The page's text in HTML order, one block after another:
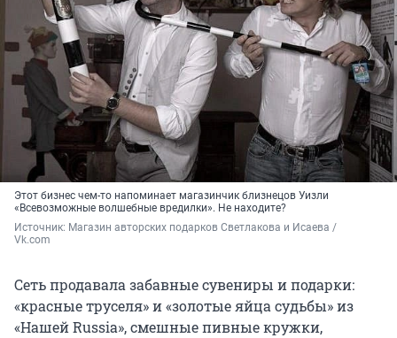
Этот бизнес чем-то напоминает магазинчик близнецов Уизли
«Всевозможные волшебные вредилки». Не находите?
Источник: Магазин авторских подарков Светлакова и Исаева /
Vk.com
Сеть продавала забавные сувениры и подарки:
«красные труселя» и «золотые яйца судьбы» из
«Нашей Russia», смешные пивные кружки,